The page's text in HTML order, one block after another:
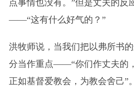
点事情也没有。”但是丈夫的反
——“这有什么好气的？”
洪牧师说，当我们把以弗所书
分当作重点——“你们作丈夫的
正如基督爱教会，为教会舍己”。